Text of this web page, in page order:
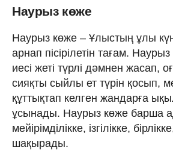
Наурыз көже
Наурыз көже – Ұлыстың ұлы
арнап пісірілетін тағам.
иесі жеті түрлі дәмнен жасап,
сияқты сыйлы ет түрін қосып,
құттықтап келген жандарға
ұсынады. Наурыз көже барша
мейірімділікке, ізгілікке,
шақырады.